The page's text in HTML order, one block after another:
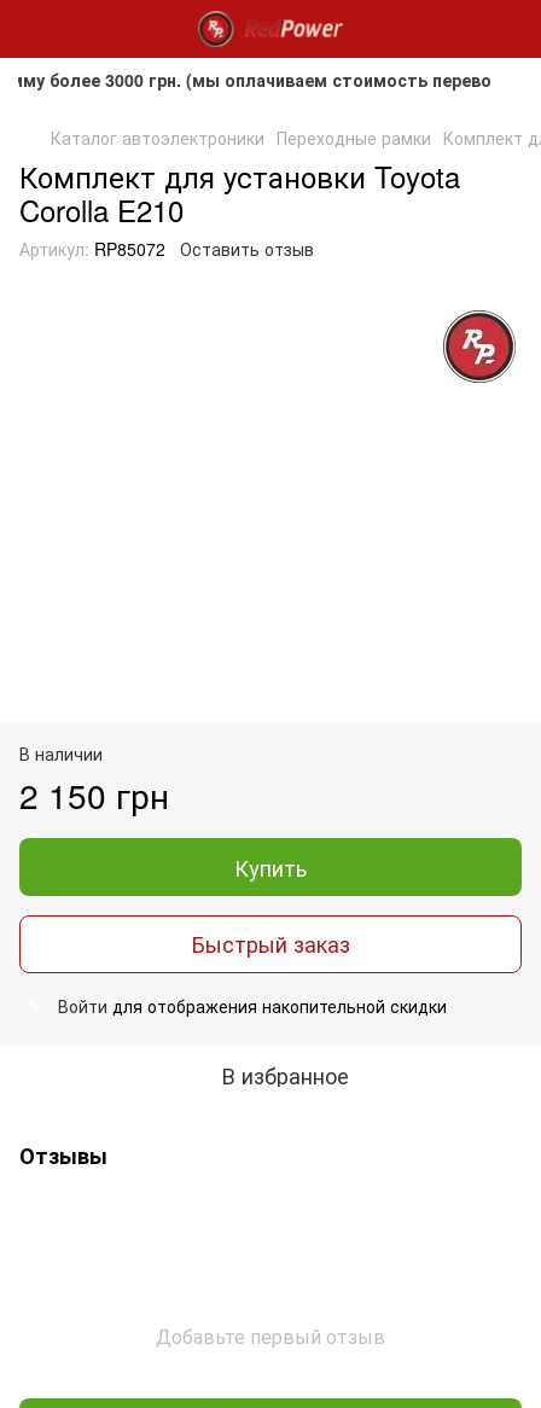
3000 грн. (мы оплачиваем стоимость перевозки
Каталог автоэлектроники Переходные рамки Комплект
Комплект для установки Toyota
Corolla E210
Артикул: RP85072 Оставить отзыв
В наличии
2 150 грн
Купить
Быстрый заказ
Войти для отображения накопительной скидки
В избранное
Отзывы
Добавьте первый отзыв